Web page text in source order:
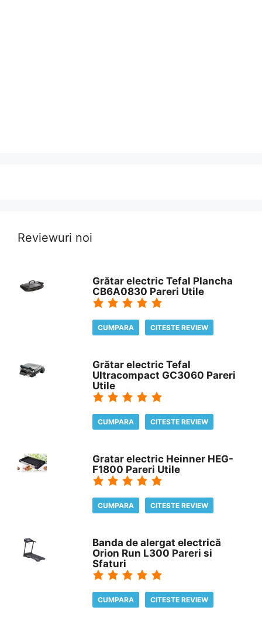
Reviewuri noi
Grătar electric Tefal Plancha
CB6A0830 Pareri Utile
CUMPARA CITESTE REVIEW
Grătar electric Tefal
Ultracompact GC3060 Pareri
Utile
CUMPARA CITESTE REVIEW
Gratar electric Heinner HEG-
F1800 Pareri Utile
CUMPARA CITESTE REVIEW
Banda de alergat electrică
Orion Run L300 Pareri si
Sfaturi
CUMPARA CITESTE REVIEW